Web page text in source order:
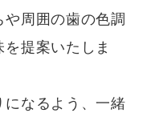
周囲の歯の色調
提案いたしま
になるよう、一緒